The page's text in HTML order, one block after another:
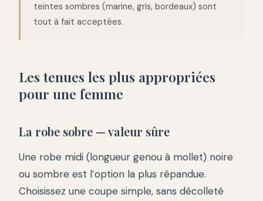
teintes sombres (marine, gris, bordeaux) sont
tout à fait acceptées.
Les tenues les plus appropriées
pour une femme
La robe sobre — valeur sûre
Une robe midi (longueur genou à mollet) noire
ou sombre est l’option la plus répandue.
Choisissez une coupe simple, sans décolleté